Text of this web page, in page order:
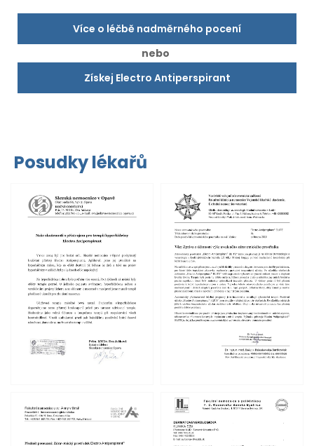
Více o léčbě nadměrného pocení
nebo
Získej Electro Antiperspirant
Posudky lékařů